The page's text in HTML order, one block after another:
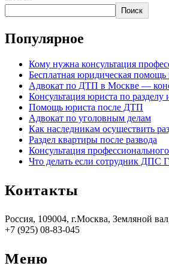
Поиск
Популярное
Кому нужна консультация
Бесплатная юридическая
Адвокат по ДТП в Москве —
Консультация юриста по
Помощь юриста после ДТП
Адвокат по уголовным делам
Как наследникам осуществить
Раздел квартиры после развода
Консультация
Что делать если сотрудник
Контакты
Россия, 109004, г.Москва, Земляной
+7 (925) 08-83-045
Меню